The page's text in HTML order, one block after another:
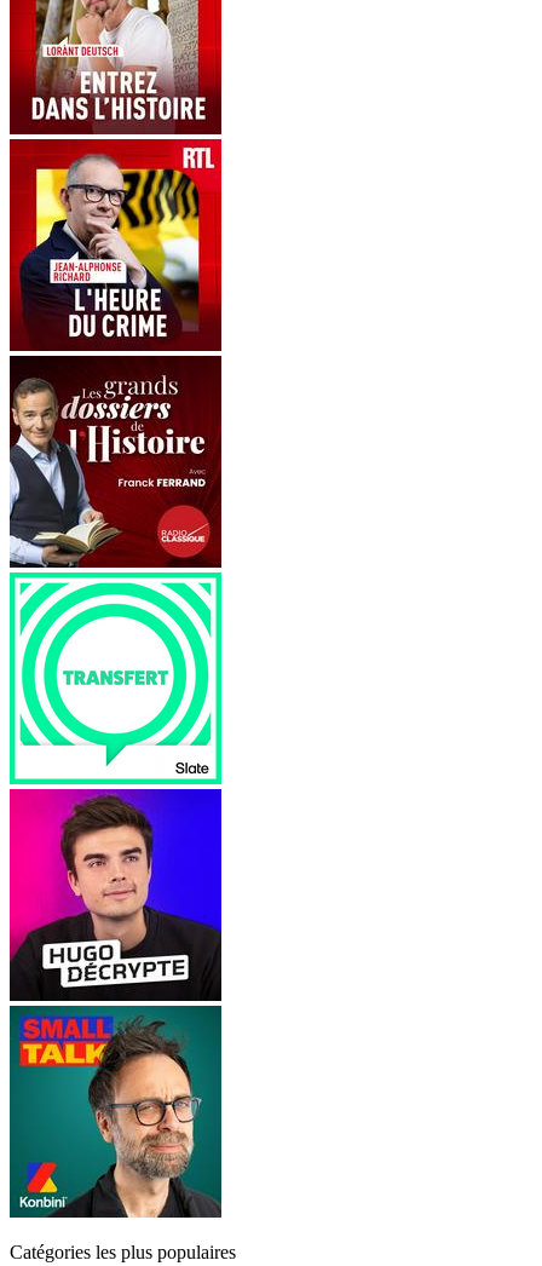
Catégories les plus populaires